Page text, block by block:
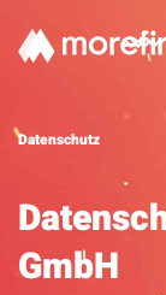
Lösungen
Referenzen
Über uns
Datenschutz
GmbH